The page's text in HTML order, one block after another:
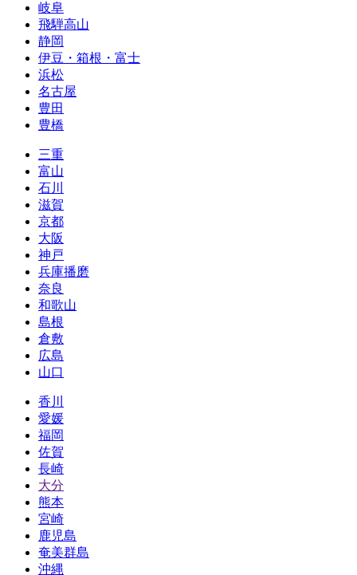
岐阜
飛騨高山
静岡
伊豆・箱根・富士
浜松
名古屋
豊田
豊橋
三重
富山
石川
滋賀
京都
大阪
神戸
兵庫播磨
奈良
和歌山
島根
倉敷
広島
山口
香川
愛媛
福岡
佐賀
長崎
大分
熊本
宮崎
鹿児島
奄美群島
沖縄